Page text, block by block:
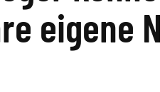
eigene